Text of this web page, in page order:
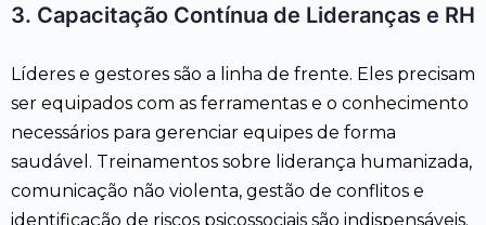
3. Capacitação Contínua de Lideranças e RH
Líderes e gestores são a linha de frente. Eles precisam
ser equipados com as ferramentas e o conhecimento
necessários para gerenciar equipes de forma
saudável. Treinamentos sobre liderança humanizada,
comunicação não violenta, gestão de conflitos e
identificação de riscos psicossociais são indispensáveis.